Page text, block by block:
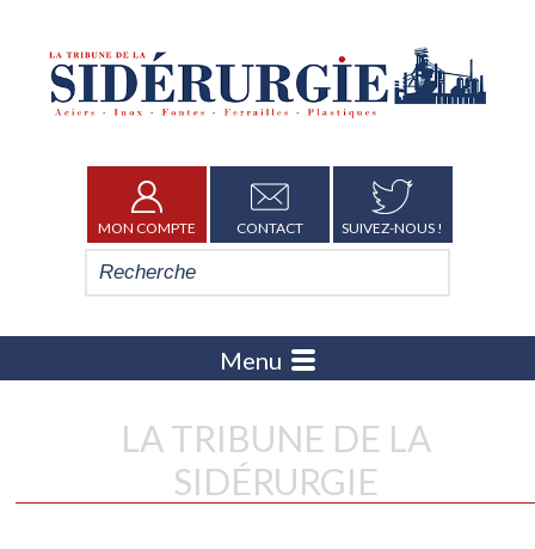
MON COMPTE CONTACT SUIVEZ-NOUS !
Menu
LA TRIBUNE DE LA
SIDÉRURGIE